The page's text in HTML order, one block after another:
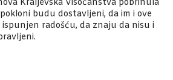
Kraljevska Visočanstva pobrinula
budu dostavljeni, da im i ove
radošću, da znaju da nisu i